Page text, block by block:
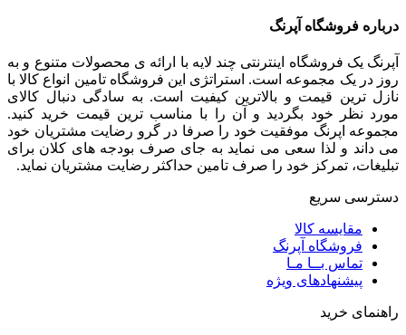
درباره فروشگاه آپرنگ
آپرنگ یک فروشگاه اینترنتی چند لایه با ارائه ی محصولات متنوع و به
روز در یک مجموعه است. استراتژی این فروشگاه تامین انواع کالا با
نازل ترین قیمت و بالاترین کیفیت است. به سادگی دنبال کالای
مورد نظر خود بگردید و آن را با مناسب ترین قیمت خرید کنید.
مجموعه اپرنگ موفقیت خود را صرفا در گرو رضایت مشتریان خود
می داند و لذا سعی می نماید به جای صرف بودجه های کلان برای
تبلیغات، تمرکز خود را صرف تامین حداکثر رضایت مشتریان نماید‌.
دسترسی سریع
مقایسه کالا
فروشگاه آپرنگ
تماس بــا مـا
پیشنهادهای ویژه
راهنمای خرید